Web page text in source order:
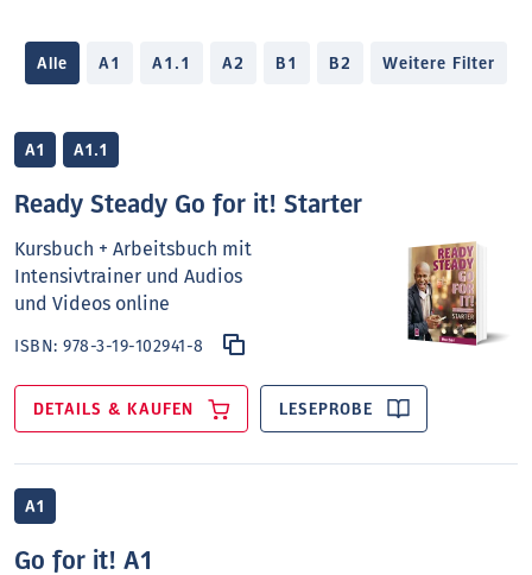
Alle A1 A1.1 A2 B1 B2 Weitere Filter
A1 A1.1
Ready Steady Go for it! Starter
Kursbuch + Arbeitsbuch mit
Intensivtrainer und Audios
und Videos online
ISBN:978-3-19-102941-8
DETAILS & KAUFEN LESEPROBE
A1
Go for it! A1